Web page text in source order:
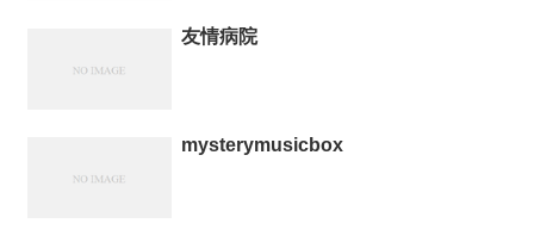
友情病院
mysterymusicbox